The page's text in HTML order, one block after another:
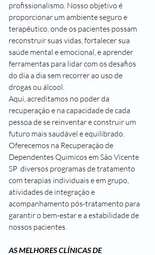
profissionalismo. Nosso objetivo é
proporcionar um ambiente seguro e
terapêutico, onde os pacientes possam
reconstruir suas vidas, fortalecer sua
saúde mental e emocional, e aprender
ferramentas para lidar com os desafios
do dia a dia sem recorrer ao uso de
drogas ou álcool.
Aqui, acreditamos no poder da
recuperação e na capacidade de cada
pessoa de se reinventar e construir um
futuro mais saudável e equilibrado.
Oferecemos na Recuperação de
Dependentes Quimicos em São Vicente
SP  diversos programas de tratamento
com terapias individuais e em grupo,
atividades de integração e
acompanhamento pós-tratamento para
garantir o bem-estar e a estabilidade de
nossos pacientes.
AS MELHORES CLÍNICAS DE